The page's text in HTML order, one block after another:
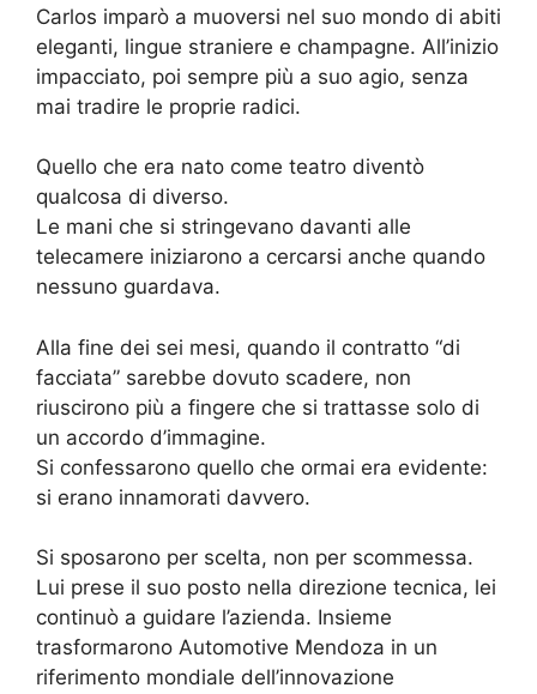
Carlos imparò a muoversi nel suo mondo di abiti
eleganti, lingue straniere e champagne. All’inizio
impacciato, poi sempre più a suo agio, senza
mai tradire le proprie radici.
Quello che era nato come teatro diventò
qualcosa di diverso.
Le mani che si stringevano davanti alle
telecamere iniziarono a cercarsi anche quando
nessuno guardava.
Alla fine dei sei mesi, quando il contratto “di
facciata” sarebbe dovuto scadere, non
riuscirono più a fingere che si trattasse solo di
un accordo d’immagine.
Si confessarono quello che ormai era evidente:
si erano innamorati davvero.
Si sposarono per scelta, non per scommessa.
Lui prese il suo posto nella direzione tecnica, lei
continuò a guidare l’azienda. Insieme
trasformarono Automotive Mendoza in un
riferimento mondiale dell’innovazione